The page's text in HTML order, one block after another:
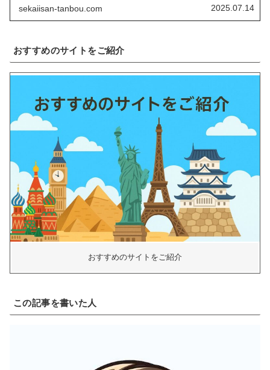
sekaiisan-tanbou.com 2025.07.14
おすすめのサイトをご紹介
おすすめのサイトをご紹介
この記事を書いた人